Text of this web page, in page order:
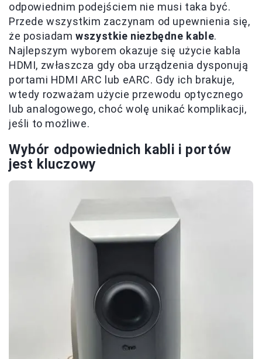
odpowiednim podejściem nie musi taka być.
Przede wszystkim zaczynam od upewnienia się,
że posiadamwszystkie niezbędne kable.
Najlepszym wyborem okazuje się użycie kabla
HDMI, zwłaszcza gdy oba urządzenia dysponują
portami HDMI ARC lub eARC. Gdy ich brakuje,
wtedy rozważam użycie przewodu optycznego
lub analogowego, choć wolę unikać komplikacji,
jeśli to możliwe.
Wybór odpowiednich kabli i portów
jest kluczowy